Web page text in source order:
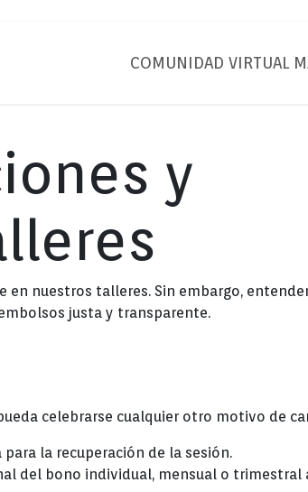
COMUNIDAD VIRTUAL
y
en nuestros talleres. Sin embargo,
justa y transparente.
celebrarse cualquier otro motivo de
la recuperación de la sesión.
del bono individual, mensual o trimestral